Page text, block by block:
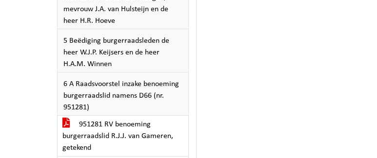
mevrouw J.A. van Hulsteijn en de
heer H.R. Hoeve
5 Beëdiging burgerraadsleden de
heer W.J.P. Keijsers en de heer
H.A.M. Winnen
6 A Raadsvoorstel inzake benoeming
burgerraadslid namens D66 (nr.
951281)
951281 RV benoeming
burgerraadslid R.J.J. van Gameren,
getekend